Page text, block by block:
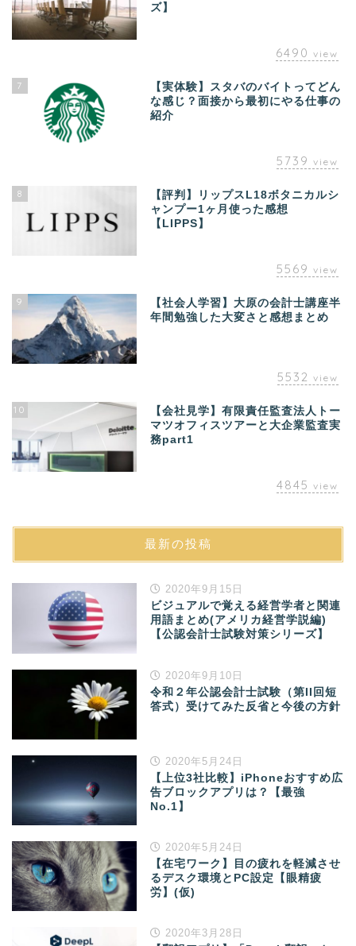
ズ】
6490 view
7
【実体験】スタバのバイトってどん
な感じ？面接から最初にやる仕事の
紹介
5739 view
8
【評判】リップスL18ボタニカルシ
ャンプー1ヶ月使った感想
【LIPPS】
5569 view
9
【社会人学習】大原の会計士講座半
年間勉強した大変さと感想まとめ
5532 view
10
【会社見学】有限責任監査法人トー
マツオフィスツアーと大企業監査実
務part1
4845 view
最新の投稿
2020年9月15日
ビジュアルで覚える経営学者と関連
用語まとめ(アメリカ経営学説編)
【公認会計士試験対策シリーズ】
2020年9月10日
令和２年公認会計士試験（第II回短
答式）受けてみた反省と今後の方針
2020年5月24日
【上位3社比較】iPhoneおすすめ広
告ブロックアプリは？【最強
No.1】
2020年5月24日
【在宅ワーク】目の疲れを軽減させ
るデスク環境とPC設定【眼精疲
労】(仮)
2020年3月28日